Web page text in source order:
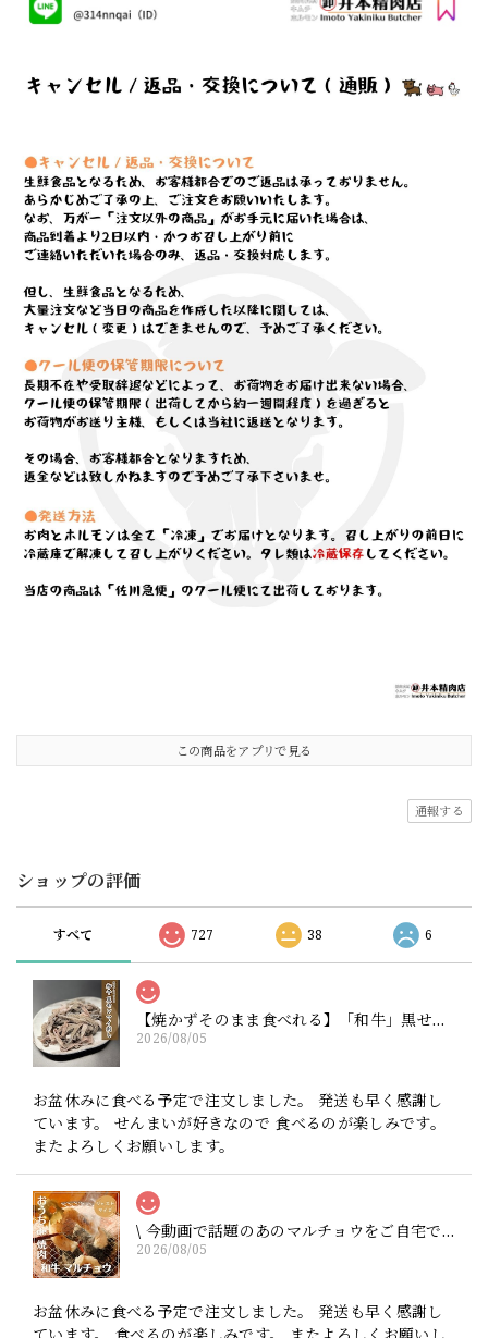
この商品をアプリで見る
通報する
ショップの評価
すべて 727 38 6
【焼かずそのまま食べれる】「和牛」黒せんまい刺し 約80g ※酢味噌は別売りです【注意】ハマる人続出！酢味噌等を付けて食べたら止まりません（生産量が少ない為、数量制限中です）
2026/08/05
お盆休みに食べる予定で注文しました。 発送も早く感謝し
ています。 せんまいが好きなので 食べるのが楽しみです。
またよろしくお願いします。
\ 今動画で話題のあのマルチョウをご自宅で / ★井本精肉のYouTubeで焼き方動画アップしました★【ジャストサイズ】芝浦直送 和牛大トロホルモン「マルチョウ」約100g（小腸）※他のホルモンと同様に食べやすい大きさにカットしてお届けします（長くはありません）
2026/08/05
お盆休みに食べる予定で注文しました。 発送も早く感謝し
ています。 食べるのが楽しみです。 またよろしくお願いし